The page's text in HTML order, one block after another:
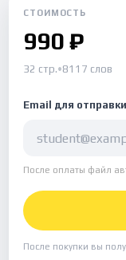
СТОИМОСТЬ
990 ₽
32 стр.•8117 слов
Email для
После оплаты файл
После покупки вы